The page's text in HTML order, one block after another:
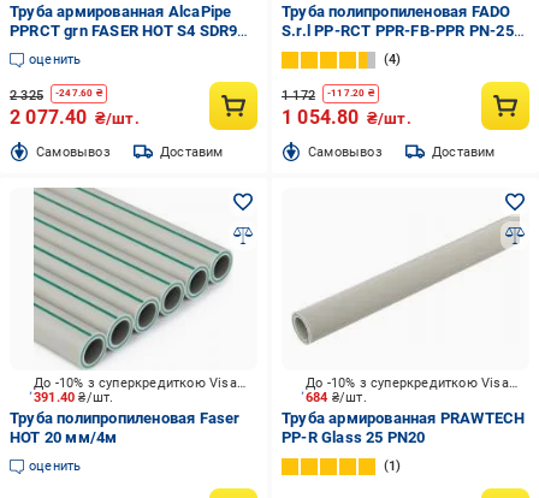
Труба армированная AlcaPipe
PPRCT grn FASER HOT S4 SDR9
40x4,5 4m
оценить
2 325 -247.60 ₴
2 077.40 ₴/шт.
Cамовывоз Доставим
Труба полипропиленовая FADO
S.r.l PP-RCT PPR-FB-PPR PN-25
32х5,4 4 м
4
1 172 -117.20 ₴
1 054.80 ₴/шт.
Cамовывоз Доставим
391.40₴/шт.
До -10% з суперкредиткою Visa Вигода
Труба полипропиленовая Faser
HOT 20 мм/4м
оценить
684 ₴/шт.
До -10% з суперкредиткою Visa Вигода
Труба армированная PRAWTECH
PP-R Glass 25 PN20
1